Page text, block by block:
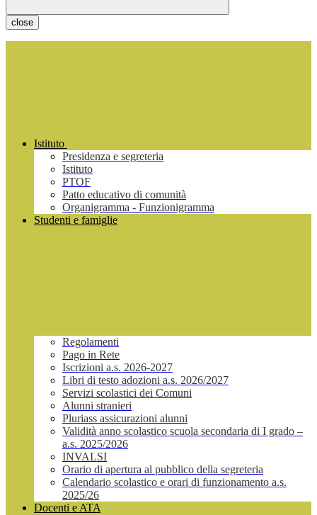
close
Istituto
Presidenza e segreteria
Istituto
PTOF
Patto educativo di comunità
Organigramma - Funzionigramma
Studenti e famiglie
Regolamenti
Pago in Rete
Iscrizioni a.s. 2026-2027
Libri di testo adozioni a.s. 2026/2027
Servizi scolastici dei Comuni
Alunni stranieri
Pluriass assicurazioni alunni
Validità anno scolastico scuola secondaria di I grado –
a.s. 2025/2026
INVALSI
Orario di apertura al pubblico della segreteria
Calendario scolastico e orari di funzionamento a.s.
2025/26
Docenti e ATA